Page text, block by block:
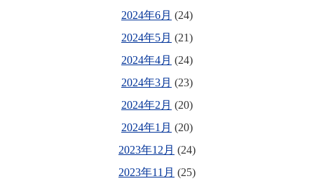
2024年6月 (24)
2024年5月 (21)
2024年4月 (24)
2024年3月 (23)
2024年2月 (20)
2024年1月 (20)
2023年12月 (24)
2023年11月 (25)